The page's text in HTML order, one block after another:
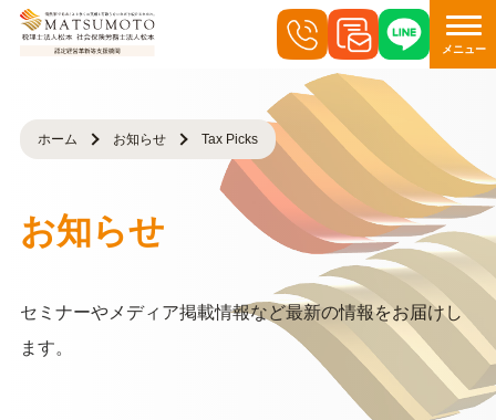
メニュー
ホーム お知らせ Tax Picks
お知らせ
セミナーやメディア掲載情報など最新の情報をお届けし
ます。